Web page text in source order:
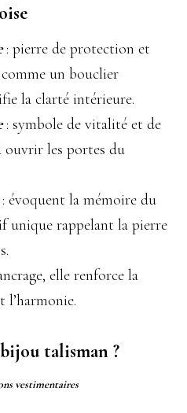
: pierre de protection et
un bouclier
la clarté intérieure.
: symbole de vitalité et de
ouvrir les portes du
évoquent la mémoire du
unique rappelant la pierre
elle renforce la
talisman ?
vestimentaires